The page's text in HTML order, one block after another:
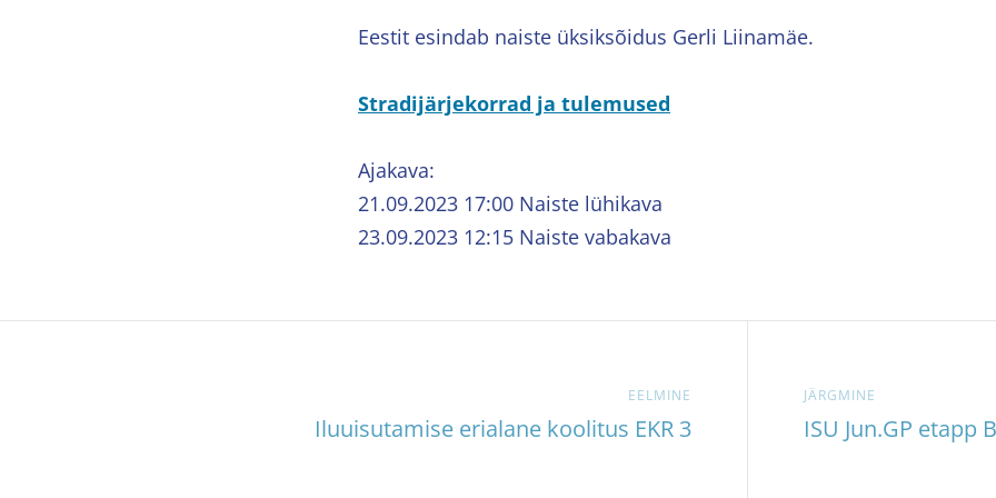
Eestit esindab naiste üksiksõidus Gerli Liinamäe.
Stradijärjekorrad ja tulemused
Ajakava:
21.09.2023 17:00 Naiste lühikava
23.09.2023 12:15 Naiste vabakava
EELMINE
Iluuisutamise erialane koolitus EKR 3
JÄRGMINE
ISU Jun.GP etapp